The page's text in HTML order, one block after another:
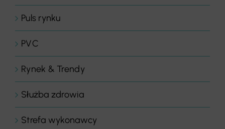
Puls rynku
PVC
Rynek & Trendy
Służba zdrowia
Strefa wykonawcy